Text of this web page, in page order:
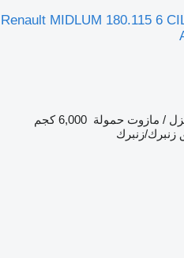
Renault MIDLUM 180.115 6
/ مازوت حمولة 6,000 كجم
زنبرك/زنبرك